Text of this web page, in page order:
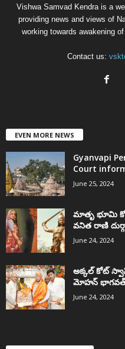
Vishwa Samvad Kendra is a
providing news and views of
working towards awakening
Contact us:
EVEN MORE NEWS
Gyanvapi
Court
June 25, 2024
మాతృ భూమి
వనిత రాణి
June 24, 2024
అక్కల్‌ కోట్‌
మోహన్
June 24, 2024